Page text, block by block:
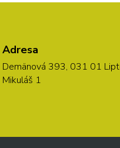
Adresa
Demänová 393, 031 01
Mikuláš 1